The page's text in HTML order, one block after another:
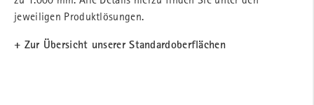
jeweiligen Produktlösungen.
+ Zur Übersicht unserer Standardoberflächen